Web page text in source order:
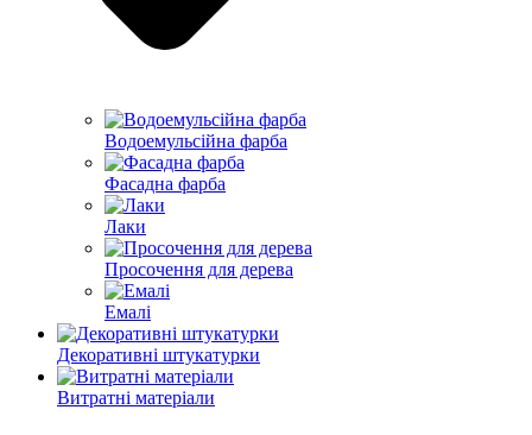
Водоемульсійна фарба
Фасадна фарба
Лаки
Просочення для дерева
Емалі
Декоративні штукатурки
Витратні матеріали